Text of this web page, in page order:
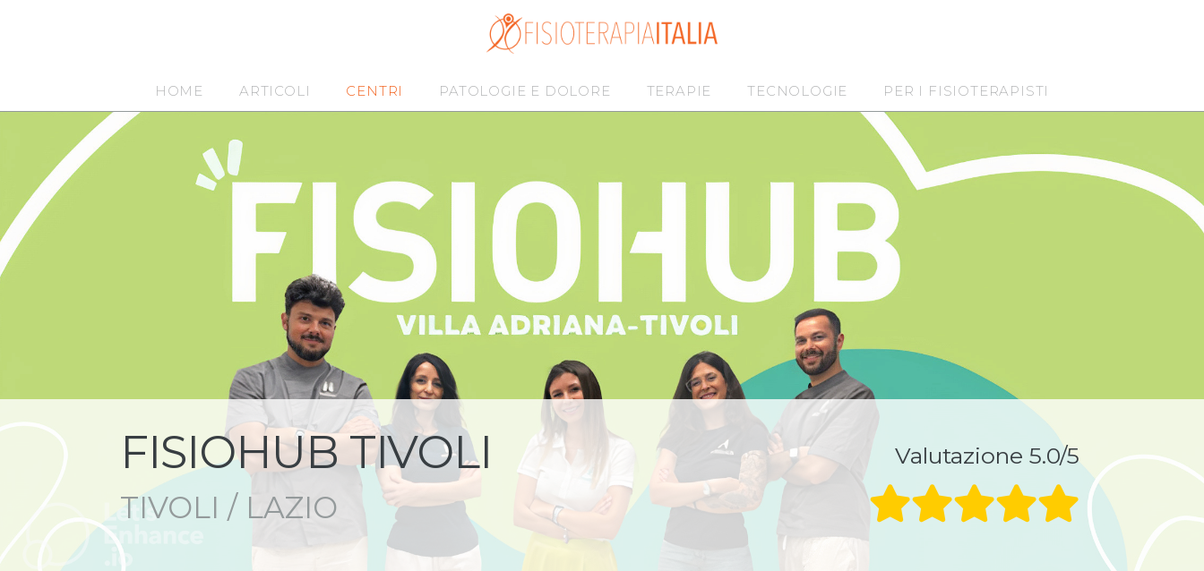
HOME ARTICOLI CENTRI PATOLOGIE E DOLORE TERAPIE TECNOLOGIE PER I FISIOTERAPISTI
FISIOHUB TIVOLI
TIVOLI / LAZIO
Valutazione 5.0/5